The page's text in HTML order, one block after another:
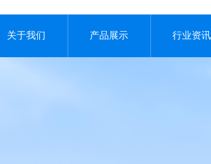
关于我们 产品展示 行业资讯